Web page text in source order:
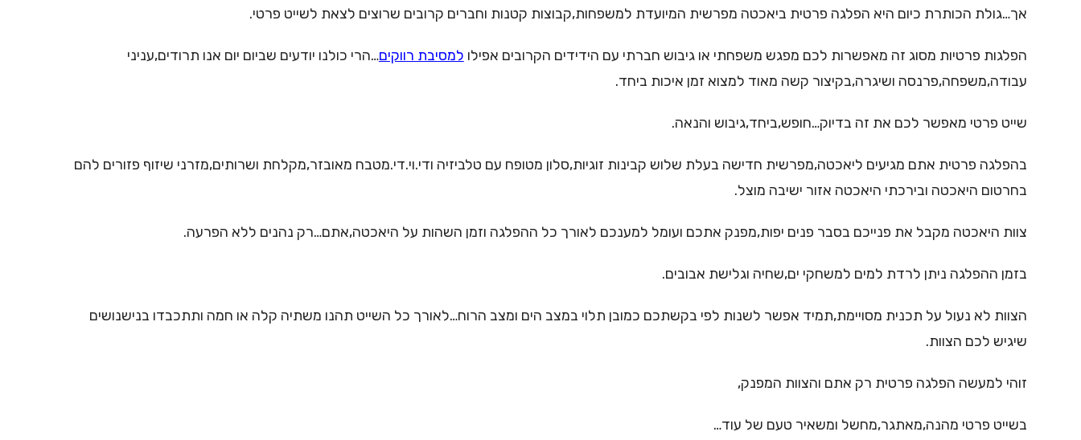
אך…גולת הכותרת כיום היא הפלגה פרטית ביאכטה מפרשית המיועדת למשפחות,קבוצות קטנות וחברים קרובים שרוצים לצאת לשייט פרטי.
הפלגות פרטיות מסוג זה מאפשרות לכם מפגש משפחתי או גיבוש חברתי עם הידידים הקרובים אפילו למסיבת רווקים…הרי כולנו יודעים שביום יום אנו תרודים,עניני
עבודה,משפחה,פרנסה ושיגרה,בקיצור קשה מאוד למצוא זמן איכות ביחד.
שייט פרטי מאפשר לכם את זה בדיוק…חופש,ביחד,גיבוש והנאה.
בהפלגה פרטית אתם מגיעים ליאכטה,מפרשית חדישה בעלת שלוש קבינות זוגיות,סלון מטופח עם טלביזיה ודי.וי.די.מטבח מאובזר,מקלחת ושרותים,מזרני שיזוף פזורים להם
בחרטום היאכטה ובירכתי היאכטה אזור ישיבה מוצל.
צוות היאכטה מקבל את פנייכם בסבר פנים יפות,מפנק אתכם ועומל למענכם לאורך כל ההפלגה וזמן השהות על היאכטה,אתם…רק נהנים ללא הפרעה.
בזמן ההפלגה ניתן לרדת למים למשחקי ים,שחיה וגלישת אבובים.
הצוות לא נעול על תכנית מסויימת,תמיד אפשר לשנות לפי בקשתכם כמובן תלוי במצב הים ומצב הרוח…לאורך כל השייט תהנו משתיה קלה או חמה ותתכבדו בנישנושים
שיגיש לכם הצוות.
זוהי למעשה הפלגה פרטית רק אתם והצוות המפנק,
בשייט פרטי מהנה,מאתגר,מחשל ומשאיר טעם של עוד…